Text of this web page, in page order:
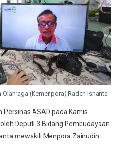
(Kemenpora) Raden Isnanta
ASAD pada Kamis
Deputi 3 Bidang Pembudayaan
mewakili Menpora Zainudin